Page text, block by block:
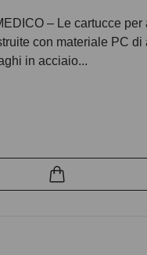
– Le cartucce per
con materiale PC
in acciaio...